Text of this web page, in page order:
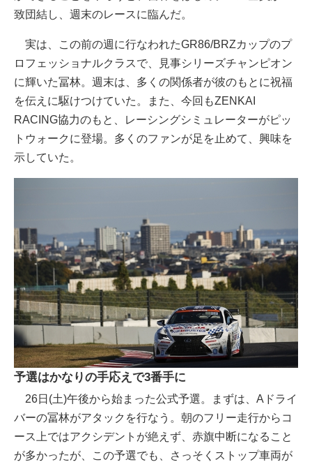
致団結し、週末のレースに臨んだ。
実は、この前の週に行なわれたGR86/BRZカップのプ
ロフェッショナルクラスで、見事シリーズチャンピオン
に輝いた冨林。週末は、多くの関係者が彼のもとに祝福
を伝えに駆けつけていた。また、今回もZENKAI
RACING協力のもと、レーシングシミュレーターがピッ
トウォークに登場。多くのファンが足を止めて、興味を
示していた。
予選はかなりの手応えで3番手に
26日(土)午後から始まった公式予選。まずは、Aドライ
バーの冨林がアタックを行なう。朝のフリー走行からコ
ース上ではアクシデントが絶えず、赤旗中断になること
が多かったが、この予選でも、さっそくストップ車両が